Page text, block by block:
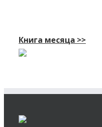
Книга месяца >>